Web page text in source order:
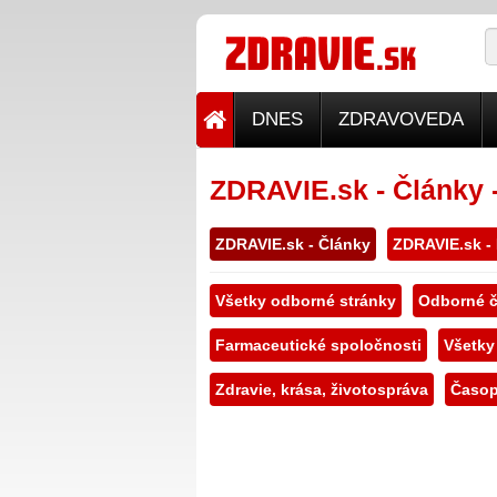
DNES ZDRAVOVEDA
ZDRAVIE.sk - Články
ZDRAVIE.sk - Články ZDRAVIE.sk
Všetky odborné stránky Odborné
Farmaceutické spoločnosti
Zdravie, krása, životospráva